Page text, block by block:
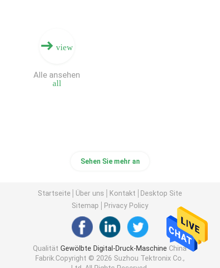
digitale Presse des Tintenstrahl
Kasten-Drucker Machine
Einzelner Durchlauf-gewölbter Drucker
view
all
Alle ansehen
Sehen Sie mehr an
Startseite Über uns Kontakt
Desktop Site
Sitemap
Privacy Policy
QualitätGewölbte Digital-Druck-Maschine China
Fabrik.Copyright © 2026 Suzhou Tektronix Co.,